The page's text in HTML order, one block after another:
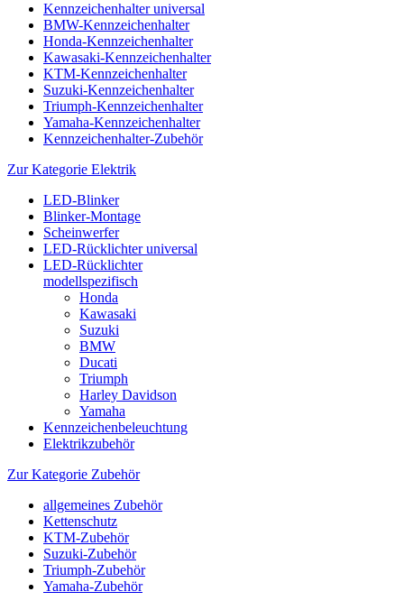
Kennzeichenhalter universal
BMW-Kennzeichenhalter
Honda-Kennzeichenhalter
Kawasaki-Kennzeichenhalter
KTM-Kennzeichenhalter
Suzuki-Kennzeichenhalter
Triumph-Kennzeichenhalter
Yamaha-Kennzeichenhalter
Kennzeichenhalter-Zubehör
Zur Kategorie Elektrik
LED-Blinker
Blinker-Montage
Scheinwerfer
LED-Rücklichter universal
LED-Rücklichter
modellspezifisch
Honda
Kawasaki
Suzuki
BMW
Ducati
Triumph
Harley Davidson
Yamaha
Kennzeichenbeleuchtung
Elektrikzubehör
Zur Kategorie Zubehör
allgemeines Zubehör
Kettenschutz
KTM-Zubehör
Suzuki-Zubehör
Triumph-Zubehör
Yamaha-Zubehör